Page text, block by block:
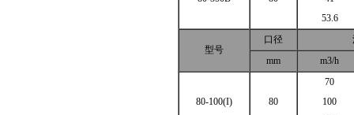
53.6
型号
口径
mm
m3/h
80-100(I) 80
70
100